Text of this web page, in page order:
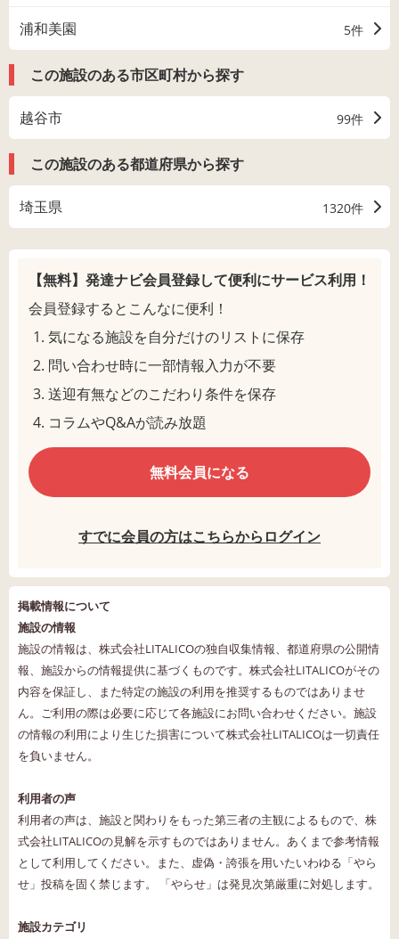
浦和美園 5件
この施設のある市区町村から探す
越谷市 99件
この施設のある都道府県から探す
埼玉県 1320件
【無料】発達ナビ会員登録して便利にサービス利用！
会員登録するとこんなに便利！
気になる施設を自分だけのリストに保存
問い合わせ時に一部情報入力が不要
送迎有無などのこだわり条件を保存
コラムやQ&Aが読み放題
無料会員になる
すでに会員の方はこちらからログイン
掲載情報について
施設の情報
施設の情報は、株式会社LITALICOの独自収集情報、都道府県の公開情
報、施設からの情報提供に基づくものです。株式会社LITALICOがその
内容を保証し、また特定の施設の利用を推奨するものではありませ
ん。ご利用の際は必要に応じて各施設にお問い合わせください。施設
の情報の利用により生じた損害について株式会社LITALICOは一切責任
を負いません。
利用者の声
利用者の声は、施設と関わりをもった第三者の主観によるもので、株
式会社LITALICOの見解を示すものではありません。あくまで参考情報
として利用してください。また、虚偽・誇張を用いたいわゆる「やら
せ」投稿を固く禁じます。 「やらせ」は発見次第厳重に対処します。
施設カテゴリ